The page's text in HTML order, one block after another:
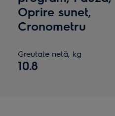
Oprire sunet,
Cronometru
Greutate netă, kg
10.8